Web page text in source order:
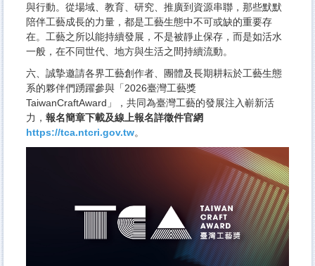
與行動。從場域、教育、研究、推廣到資源串聯，那些默默
陪伴工藝成長的力量，都是工藝生態中不可或缺的重要存
在。工藝之所以能持續發展，不是被靜止保存，而是如活水
一般，在不同世代、地方與生活之間持續流動。
六、誠摯邀請各界工藝創作者、團體及長期耕耘於工藝生態
系的夥伴們踴躍參與「2026臺灣工藝獎
TaiwanCraftAward」，共同為臺灣工藝的發展注入嶄新活
力， 報名簡章下載及線上報名詳徵件官網
https://tca.ntcri.gov.tw。